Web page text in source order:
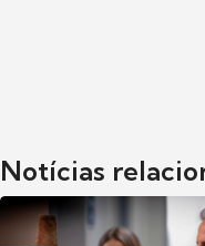
Notícias